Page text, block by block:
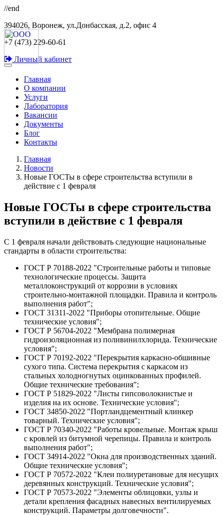
//end
394026, Воронеж, ул.Донбасская, д.2, офис 4
+7 (473) 229-60-61
Личный кабинет
Главная
О компании
Услуги
Лаборатория
Вакансии
Документы
Блог
Контакты
Главная
Новости
Новые ГОСТы в сфере строительства вступили в
действие с 1 февраля
Новые ГОСТы в сфере строительства
вступили в действие с 1 февраля
С 1 февраля начали действовать следующие национальные
стандарты в области строительства:
ГОСТ Р 70188-2022 "Строительные работы и типовые
технологические процессы. Защита
металлоконструкций от коррозии в условиях
строительно-монтажной площадки. Правила и контроль
выполнения работ";
ГОСТ 31311-2022 "Приборы отопительные. Общие
технические условия";
ГОСТ Р 56704-2022 "Мембрана полимерная
гидроизоляционная из поливинилхлорида. Технические
условия";
ГОСТ Р 70192-2022 "Перекрытия каркасно-обшивные
сухого типа. Система перекрытия с каркасом из
стальных холодногнутых оцинкованных профилей.
Общие технические требования";
ГОСТ Р 51829-2022 "Листы гипсоволокнистые и
изделия на их основе. Технические условия";
ГОСТ 34850-2022 "Портландцементный клинкер
товарный. Технические условия";
ГОСТ Р 70340-2022 "Работы кровельные. Монтаж крыш
с кровлей из битумной черепицы. Правила и контроль
выполнения работ";
ГОСТ 34914-2022 "Окна для производственных зданий.
Общие технические условия";
ГОСТ Р 70572-2022 "Клеи полиуретановые для несущих
деревянных конструкций. Технические условия";
ГОСТ Р 70573-2022 "Элементы облицовки, узлы и
детали крепления фасадных навесных вентилируемых
конструкций. Параметры долговечности".